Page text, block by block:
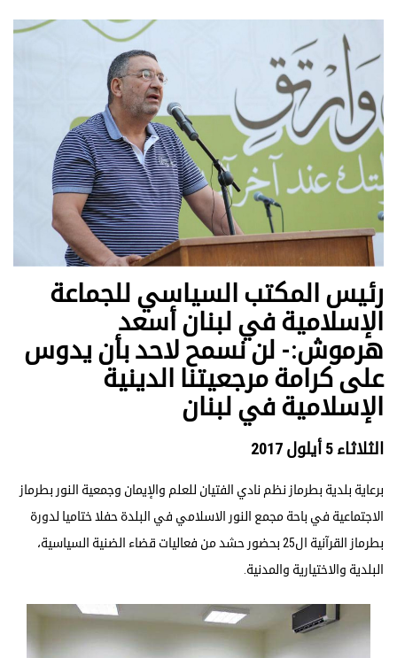
رئيس المكتب السياسي للجماعة
الإسلامية في لبنان أسعد
هرموش:- لن نسمح لاحد بأن يدوس
على كرامة مرجعيتنا الدينية
الإسلامية في لبنان
الثلاثاء 5 أيلول 2017
برعاية بلدية بطرماز نظم نادي الفتيان للعلم والإيمان وجمعية النور بطرماز
الاجتماعية في باحة مجمع النور الاسلامي في البلدة حفلا ختاميا لدورة
بطرماز القرآنية ال25 بحضور حشد من فعاليات قضاء الضنية السياسية،
البلدية والاختيارية والمدنية.